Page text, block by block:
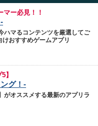
マー必見！！
ハマるコンテンツを厳選してご
おすすめゲームアプリ
】
グ！-
がオススメする最新のアプリラ